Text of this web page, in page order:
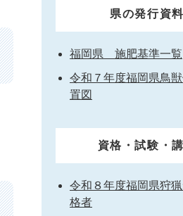
県の発行資料
福岡県 施肥基準一覧
令和７年度福岡県鳥
置図
資格・試験・
令和８年度福岡県狩
格者